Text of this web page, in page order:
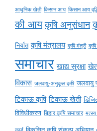
आधुनिक खेती किसान आय किसान आय
की आय कृषि अनुसंधान
निर्यात कृषि मंत्रालय कृषि मंत्री कृषि
समाचार खाद्य सुरक्षा
विकास जलवायु-अनुकूल कृषि जलवायु
टिकाऊ कृषि टिकाऊ खेती
विविधीकरण बिहार कृषि समाचार मत्स्य
विकसित कृषि संकल्प अभियान